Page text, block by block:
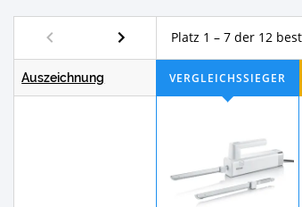
Platz 1 – 7 der 12
Auszeichnung